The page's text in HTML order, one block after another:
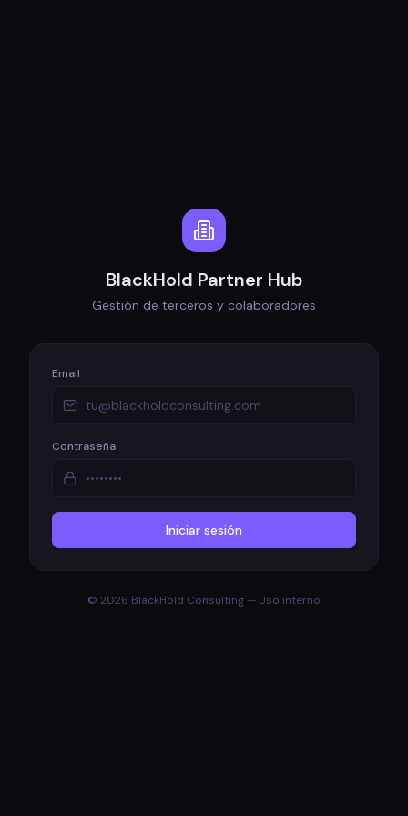
BlackHold Partner Hub
Gestión de terceros y colaboradores
Email
Contraseña
Iniciar sesión
© 2026 BlackHold Consulting — Uso interno